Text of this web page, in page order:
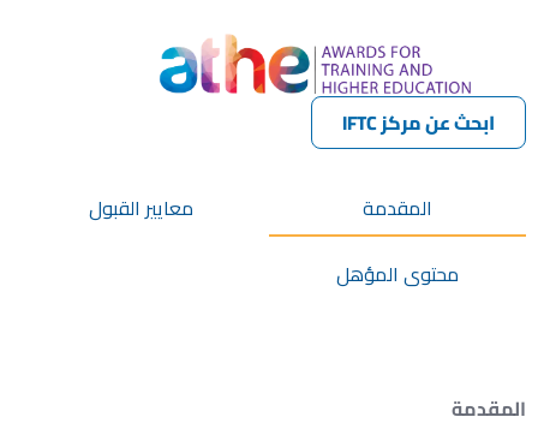
ابحث عن مركز IFTC
المقدمة
معايير القبول
محتوى المؤهل
المقدمة